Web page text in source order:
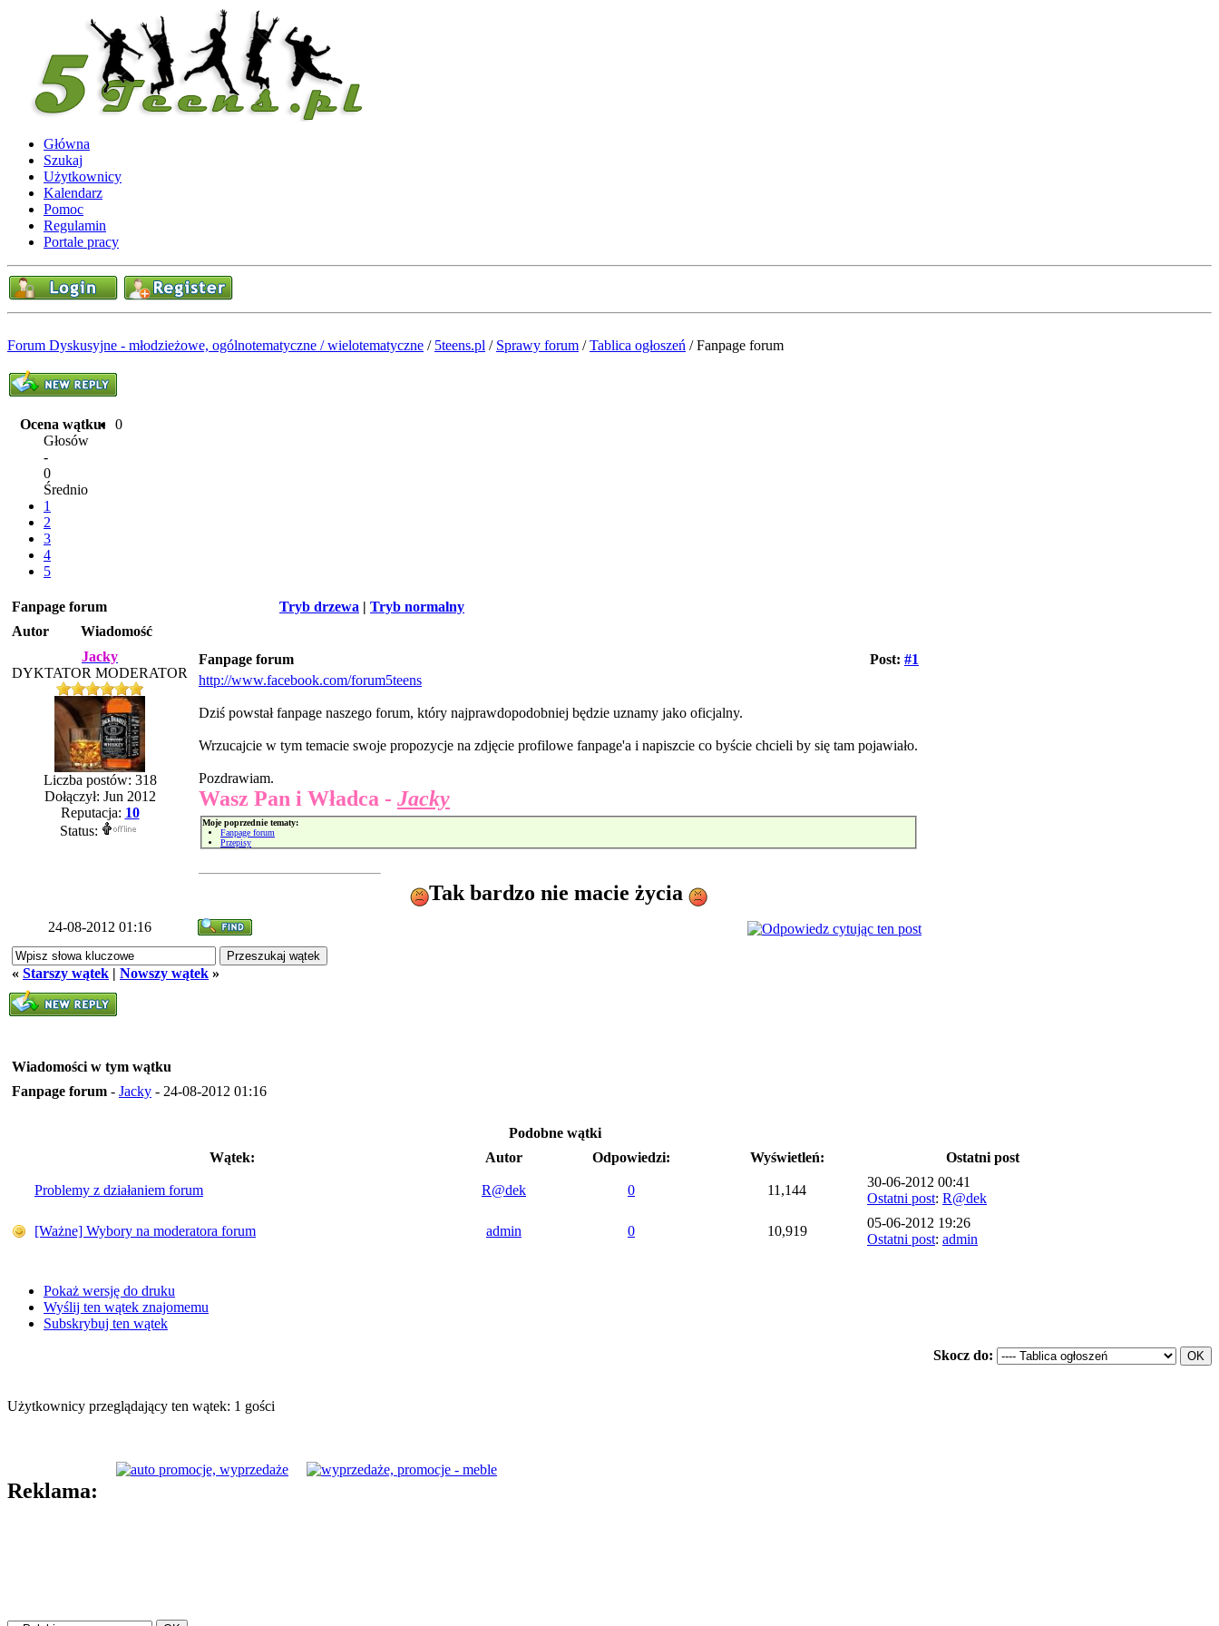
Główna
Szukaj
Użytkownicy
Kalendarz
Pomoc
Regulamin
Portale pracy
Forum Dyskusyjne - młodzieżowe, ogólnotematyczne / wielotematyczne / 5teens.pl / Sprawy forum /Tablica ogłoszeń /Fanpage forum
Ocena wątku:
0
Głosów
-
0
Średnio
1
2
3
4
5
Tryb drzewa | Tryb normalny
Fanpage forum
Autor
Wiadomość
Jacky
DYKTATOR MODERATOR
Liczba postów: 318
Dołączył: Jun 2012
Reputacja: 10
Status:
Post: #1
Fanpage forum
http://www.facebook.com/forum5teens
Dziś powstał fanpage naszego forum, który najprawdopodobniej będzie uznamy jako oficjalny.
Wrzucajcie w tym temacie swoje propozycje na zdjęcie profilowe fanpage'a i napiszcie co byście chcieli by się tam pojawiało.
Pozdrawiam.
Wasz Pan i Władca - Jacky
Moje poprzednie tematy:
Fanpage forum
Przepisy
Tak bardzo nie macie życia
24-08-2012 01:16
« Starszy wątek | Nowszy wątek »
Wiadomości w tym wątku
Fanpage forum - Jacky - 24-08-2012 01:16
Podobne wątki
Wątek:
Autor Odpowiedzi: Wyświetleń: Ostatni post
Problemy z działaniem forum R@dek 0 11,144
30-06-2012 00:41
Ostatni post: R@dek
[Ważne] Wybory na moderatora forum admin 0 10,919
05-06-2012 19:26
Ostatni post: admin
Pokaż wersję do druku
Wyślij ten wątek znajomemu
Subskrybuj ten wątek
Skocz do:
Użytkownicy przeglądający ten wątek: 1 gości
Reklama: